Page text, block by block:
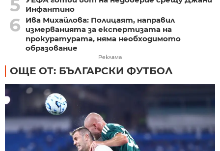
5
Инфантино
6
Ива Михайлова: Полицаят, направил
измерванията за експертизата на
прокуратурата, няма необходимото
образование
Реклама
ОЩЕ ОТ: БЪЛГАРСКИ ФУТБОЛ